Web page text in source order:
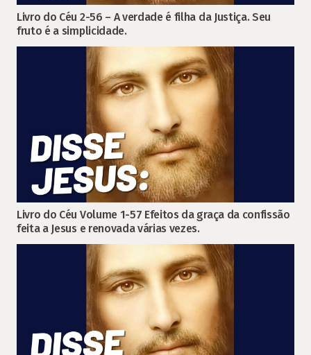
Livro do Céu 2-56 – A verdade é filha da Justiça. Seu
fruto é a simplicidade.
Livro do Céu Volume 1-57 Efeitos da graça da confissão
feita a Jesus e renovada várias vezes.